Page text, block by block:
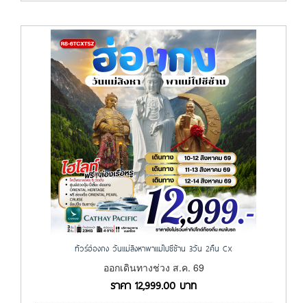
ทัวร์ฮ่องกง วันแม่สิงหาพาแม่ไปซีซ้าน 3วัน 2คืน CX
ออกเดินทางช่วง ส.ค. 69
ราคา 12,999.00 บาท